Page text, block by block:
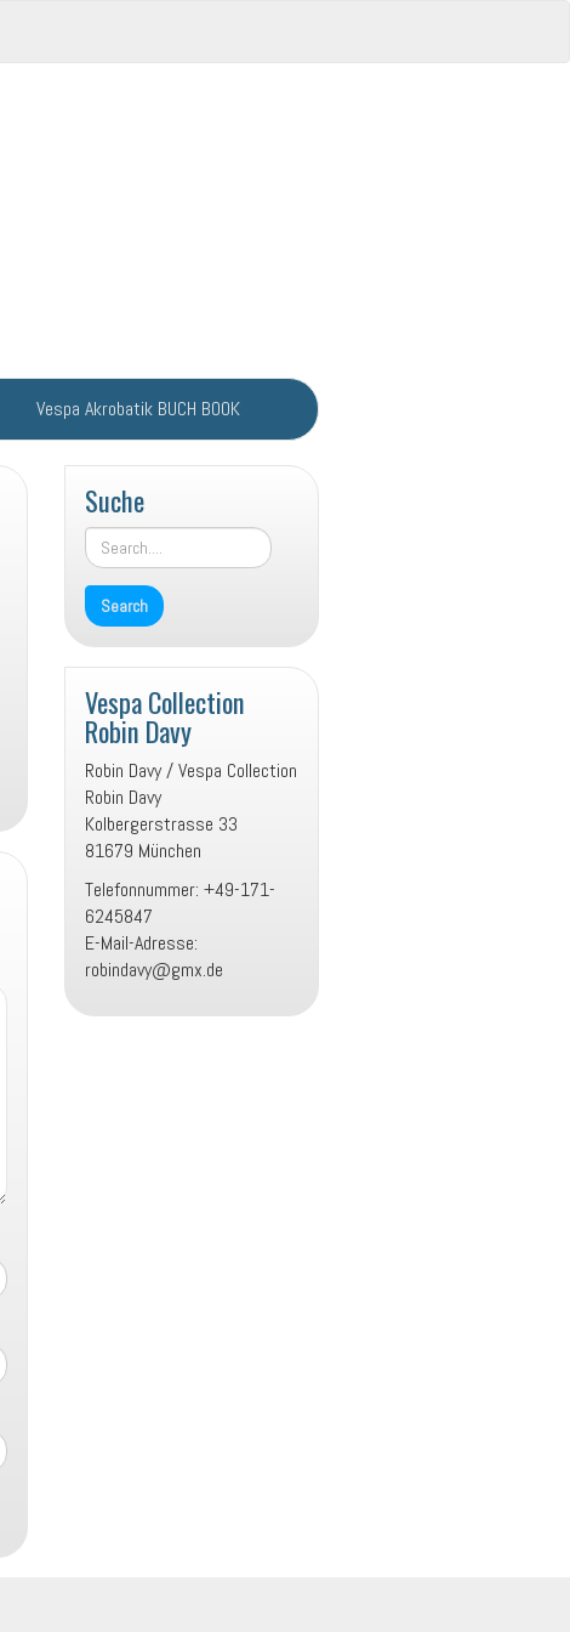
Vespa Akrobatik BUCH BOOK
Suche
Vespa Collection
Robin Davy
Robin Davy / Vespa Collection
Robin Davy
Kolbergerstrasse 33
81679 München
Telefonnummer: +49-171-
6245847
E-Mail-Adresse:
robindavy@gmx.de